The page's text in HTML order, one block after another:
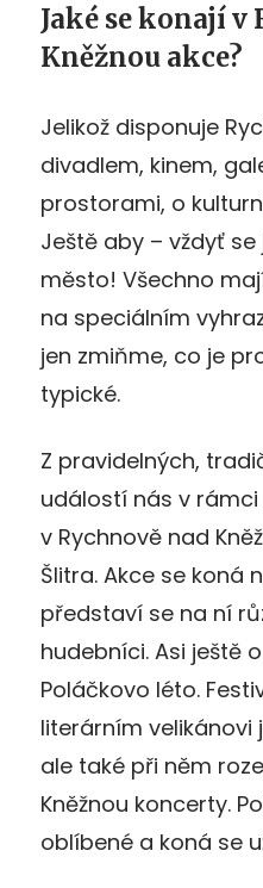
Jaké se konají v
Kněžnou akce?
Jelikož disponuje
divadlem, kinem,
prostorami, o
Ještě aby – vždyť
město! Všechno
na speciálním
jen zmiňme, co je
typické.
Z pravidelných,
událostí nás v
v Rychnově nad
Šlitra. Akce se koná
představí se na ní
hudebníci. Asi ještě
Poláčkovo léto.
literárním velikánovi
ale také při něm
Kněžnou koncerty.
oblíbené a koná se